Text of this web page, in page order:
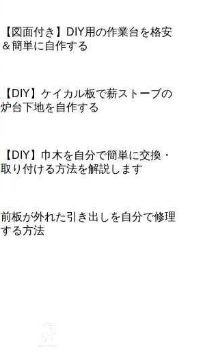
【図面付き】DIY用の作業台を格安
＆簡単に自作する
【DIY】ケイカル板で薪ストーブの
炉台下地を自作する
【DIY】巾木を自分で簡単に交換・
取り付ける方法を解説します
前板が外れた引き出しを自分で修理
する方法